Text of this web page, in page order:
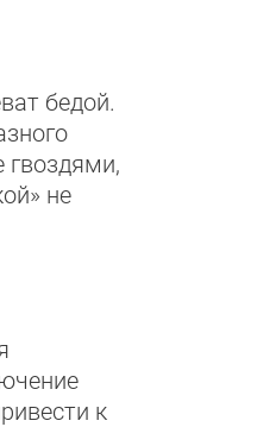
бедой.
гвоздями,
не
к